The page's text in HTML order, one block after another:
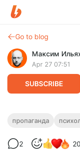
Go to blog
Максим
Apr 27 07:51
SUBSCRIBE
Я понял
пропаганда
2 20